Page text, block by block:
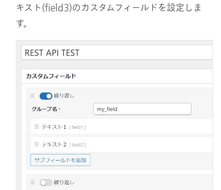
キスト(field3)のカスタムフィールドを設定しま
す。